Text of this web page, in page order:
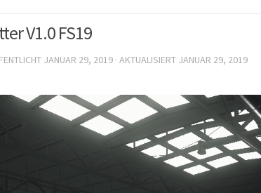
V1.0 FS19
JANUAR 29, 2019 · AKTUALISIERT JANUAR 29, 2019